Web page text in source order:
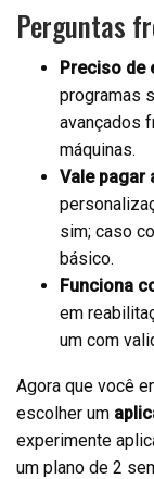
Perguntas
Preciso de
programas
avançados
máquinas.
Vale pagar
sim; caso
básico.
Funciona
em
um com
Agora que você
escolher um
experimente
um plano de 2